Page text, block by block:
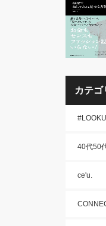
カテゴ
40代50
ce'u.